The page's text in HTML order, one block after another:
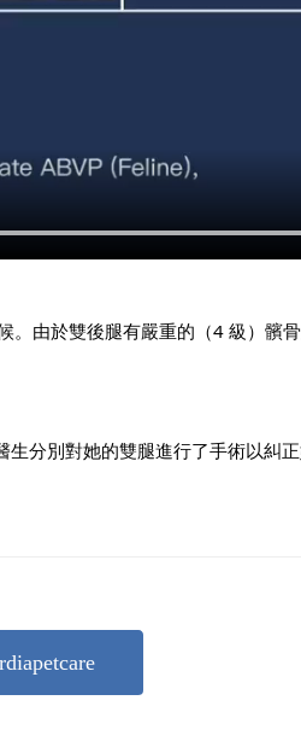
由於雙後腿有嚴重的（4 級）髕
分別對她的雙腿進行了手術以糾